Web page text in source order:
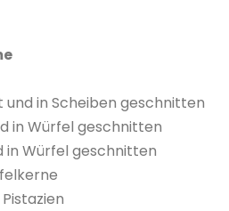
und in Scheiben geschnitten
in Würfel geschnitten
in Würfel geschnitten